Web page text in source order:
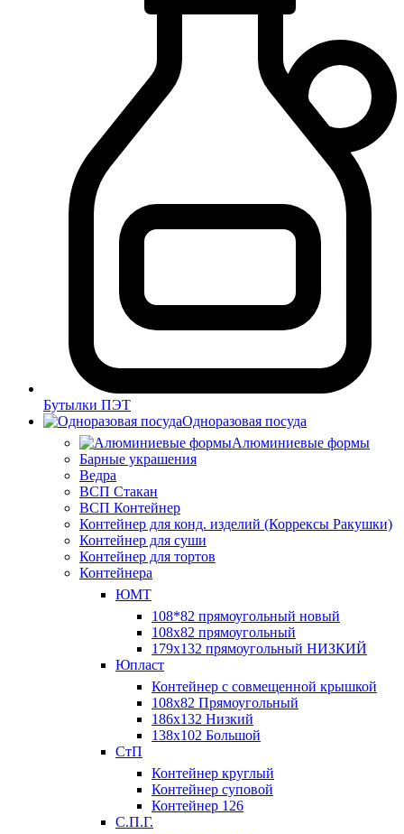
Бутылки ПЭТ
Одноразовая посуда
Алюминиевые формы
Барные украшения
Ведра
ВСП Стакан
ВСП Контейнер
Контейнер для конд. изделий (Коррексы Ракушки)
Контейнер для суши
Контейнер для тортов
Контейнера
ЮМТ
108*82 прямоугольный новый
108х82 прямоугольный
179х132 прямоугольный НИЗКИЙ
Юпласт
Контейнер с совмещенной крышкой
108х82 Прямоугольный
186х132 Низкий
138х102 Большой
СтП
Контейнер круглый
Контейнер суповой
Контейнер 126
С.П.Г.